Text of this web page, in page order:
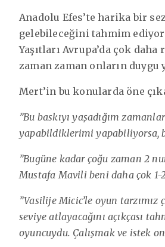
Anadolu Efes’te harika bir
gelebileceğini tahmim
Yaşıtları Avrupa’da çok
zaman zaman onların duygu
Mert’in bu konularda öne
”Bu baskıyı yaşadığım
yapabildiklerimi yapabiliyorsa,
”Bugüne kadar çoğu zaman 2
Mustafa Mavili beni daha çok 1-
”Vasilije Micic’le oyun
seviye atlayacağını açıkçası
oyuncuydu. Çalışmak ve istek